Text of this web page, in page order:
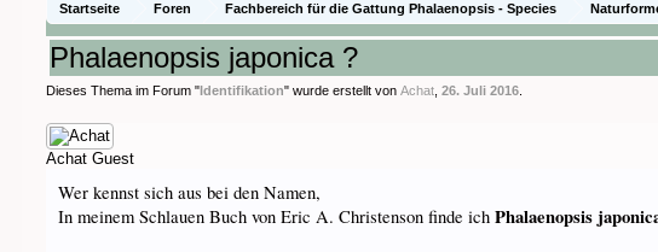
Startseite Foren Fachbereich für die Gattung Phalaenopsis - Species
Phalaenopsis japonica ?
Dieses Thema im Forum "Identifikation" wurde erstellt vonAchat ,26. Juli 2016
Achat Guest
Wer kennst sich aus bei den Namen,
In meinem Schlauen Buch von Eric A. Christenson finde ichPhalaenopsis